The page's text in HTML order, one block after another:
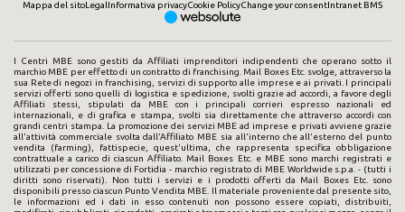
Mappa del sitoLegalInformativa privacyCookie PolicyChange your consentIntranet BMS
I Centri MBE sono gestiti da Affiliati imprenditori indipendenti che operano sotto il
marchio MBE per effetto di un contratto di franchising. Mail Boxes Etc. svolge, attraverso la
sua Rete di negozi in franchising, servizi di supporto alle imprese e ai privati. I principali
servizi offerti sono quelli di logistica e spedizione, svolti grazie ad accordi, a favore degli
Affiliati stessi, stipulati da MBE con i principali corrieri espresso nazionali ed
internazionali, e di grafica e stampa, svolti sia direttamente che attraverso accordi con
grandi centri stampa. La promozione dei servizi MBE ad imprese e privati avviene grazie
all'attività commerciale svolta dall'Affiliato MBE sia all'interno che all'esterno del punto
vendita (farming), fattispecie, quest'ultima, che rappresenta specifica obbligazione
contrattuale a carico di ciascun Affiliato. Mail Boxes Etc. e MBE sono marchi registrati e
utilizzati per concessione di Fortidia - marchio registrato di MBE Worldwide s.p.a. - (tutti i
diritti sono riservati). Non tutti i servizi e i prodotti offerti da Mail Boxes Etc. sono
disponibili presso ciascun Punto Vendita MBE. Il materiale proveniente dal presente sito,
le informazioni ed i dati in esso contenuti non possono essere copiati, distribuiti,